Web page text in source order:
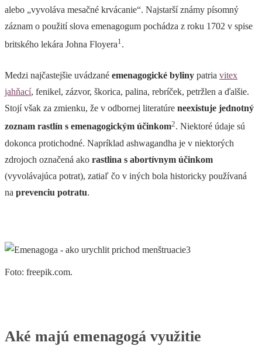
alebo „vyvoláva mesačné krvácanie“. Najstarší známy písomný
záznam o použití slova emenagogum pochádza z roku 1702 v spise
britského lekára Johna Floyera1 .
Medzi najčastejšie uvádzané emenagogické byliny patria vitex
jahňací, fenikel, zázvor, škorica, palina, rebríček, petržlen a ďalšie.
Stojí však za zmienku, že v odbornej literatúre neexistuje jednotný
zoznam rastlín s emenagogickým účinkom2. Niektoré údaje sú
dokonca protichodné. Napríklad ashwagandha je v niektorých
zdrojoch označená ako rastlina s abortívnym účinkom
(vyvolávajúca potrat), zatiaľ čo v iných bola historicky používaná
na prevenciu potratu.
Foto: freepik.com.
Aké majú emenagogá využitie